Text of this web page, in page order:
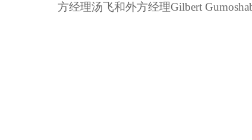
方经理汤飞和外方经理Gilbert